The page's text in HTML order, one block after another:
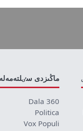
ماڭىزدى
Dala 360
Politica
Vox Populi